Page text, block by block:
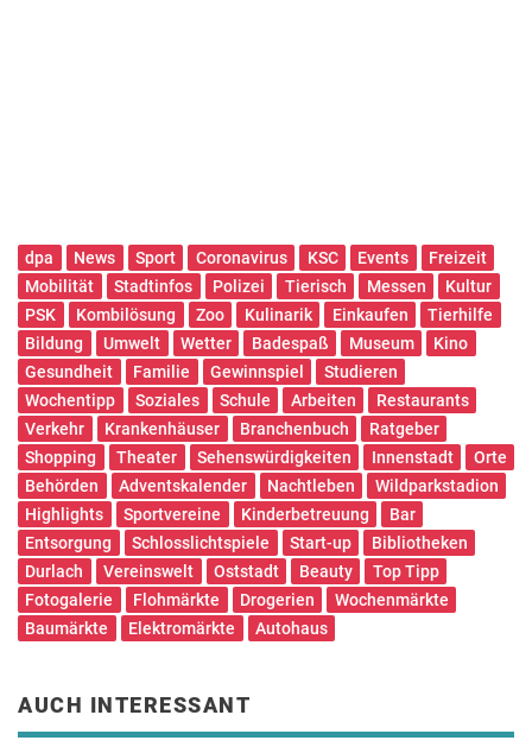
dpa News Sport Coronavirus KSC Events
Freizeit
Mobilität
Stadtinfos Polizei Tierisch Messen
Kultur
PSK
Kombilösung Zoo Kulinarik Einkaufen
Tierhilfe
Bildung
Umwelt Wetter Badespaß Museum
Kino
Gesundheit
Familie Gewinnspiel
Studieren
Wochentipp
Soziales Schule Arbeiten
Restaurants
Verkehr
Krankenhäuser Branchenbuch
Ratgeber
Shopping
Theater Sehenswürdigkeiten Innenstadt
Orte
Behörden
Adventskalender Nachtleben
Wildparkstadion
Highlights
Sportvereine Kinderbetreuung
Bar
Entsorgung
Schlosslichtspiele Start-up
Bibliotheken
Durlach
Vereinswelt Oststadt Beauty
Top Tipp
Fotogalerie
Flohmärkte Drogerien
Wochenmärkte
Baumärkte
Elektromärkte Autohaus
AUCH INTERESSANT